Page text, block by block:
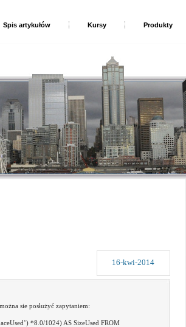
Spis artykułów Kursy Produkty
16-kwi-2014
sie posłużyć zapytaniem:
*8.0/1024) AS SizeUsed FROM